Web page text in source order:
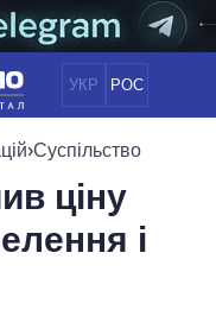
УКР РОС
›Суспільство
ціну
і